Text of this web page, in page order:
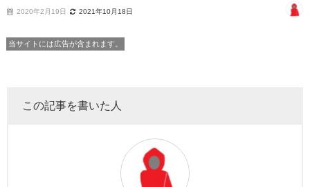
2020年2月19日 2021年10月18日
当サイトには広告が含まれます。
この記事を書いた人